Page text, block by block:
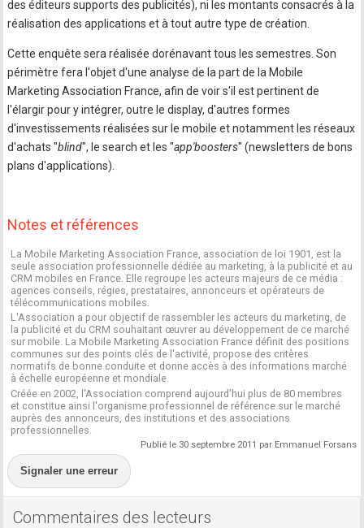
des éditeurs supports des publicités), ni les montants consacrés à la
réalisation des applications et à tout autre type de création.
Cette enquête sera réalisée dorénavant tous les semestres. Son
périmètre fera l'objet d'une analyse de la part de la Mobile
Marketing Association France, afin de voir s'il est pertinent de
l'élargir pour y intégrer, outre le display, d'autres formes
d'investissements réalisées sur le mobile et notamment les réseaux
d'achats "blind", le search et les "app'boosters" (newsletters de bons
plans d'applications).
Notes et références
La Mobile Marketing Association France, association de loi 1901, est la
seule association professionnelle dédiée au marketing, à la publicité et au
CRM mobiles en France. Elle regroupe les acteurs majeurs de ce média :
agences conseils, régies, prestataires, annonceurs et opérateurs de
télécommunications mobiles.
L'Association a pour objectif de rassembler les acteurs du marketing, de
la publicité et du CRM souhaitant œuvrer au développement de ce marché
sur mobile. La Mobile Marketing Association France définit des positions
communes sur des points clés de l'activité, propose des critères
normatifs de bonne conduite et donne accès à des informations marché
à échelle européenne et mondiale.
Créée en 2002, l'Association comprend aujourd'hui plus de 80 membres
et constitue ainsi l'organisme professionnel de référence sur le marché
auprès des annonceurs, des institutions et des associations
professionnelles.
Publié le 30 septembre 2011 par Emmanuel Forsans
Signaler une erreur
Commentaires des lecteurs